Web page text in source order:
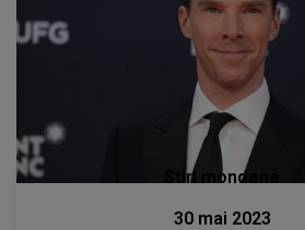
Stiri mondene
30 mai 2023